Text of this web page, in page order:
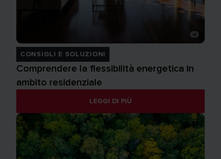
CONSIGLI E SOLUZIONI
Comprendere la flessibilità energetica in
ambito residenziale
LEGGI DI PIÙ